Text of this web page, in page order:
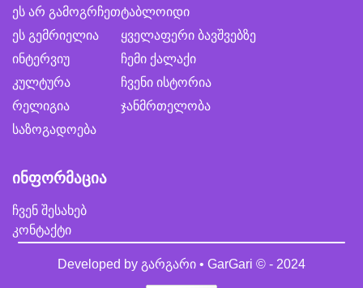
ეს არ გამოგრჩეთ
ეს გემრიელია
ინტერვიუ
კულტურა
რელიგია
საზოგადოება
ტაბლოიდი
ყველაფერი ბავშვებზე
ჩემი ქალაქი
ჩვენი ისტორია
ჯანმრთელობა
ინფორმაცია
ჩვენ შესახებ
კონტაქტი
Developed by გარგარი • GarGari © - 2024